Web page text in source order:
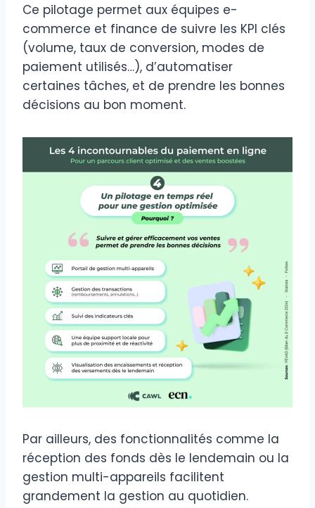
Ce pilotage permet aux équipes e-
commerce et finance de suivre les KPI clés
(volume, taux de conversion, modes de
paiement utilisés…), d’automatiser
certaines tâches, et de prendre les bonnes
décisions au bon moment.
Par ailleurs, des fonctionnalités comme la
réception des fonds dès le lendemain ou la
gestion multi-appareils facilitent
grandement la gestion au quotidien.